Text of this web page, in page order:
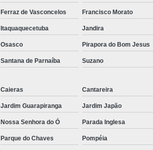
Ribbon de Impressoras
Ribbon Metalizado
Ribbon para
Ribbon para
Ribbon para
Ribbon para
Ribbon para Zebra Gc420t Minas
Ferraz de Vasconcelos Francisco Morato
Itaquaquecetuba Jandira
Osasco Pirapora do Bom Jesus
Santana de Parnaíba Suzano
Caieras Cantareira
Jardim Guarapiranga Jardim Japão
Nossa Senhora do Ó Parada Inglesa
Parque do Chaves Pompéia